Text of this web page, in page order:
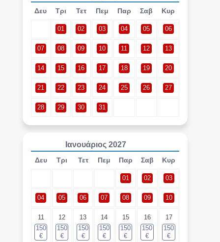
Δευ Τρι Τετ Πεμ Παρ Σαβ Κυρ
01 02 03 04 05 06
07 08 09 10 11 12 13
14 15 16 17 18 19 20
21 22 23 24 25 26 27
28 29 30 31
Ιανουάριος 2027
Δευ Τρι Τετ Πεμ Παρ Σαβ Κυρ
01 02 03
04 05 06 07 08 09 10
11
150
€
12
150
€
13
150
€
14
150
€
15
150
€
16
150
€
17
150
€